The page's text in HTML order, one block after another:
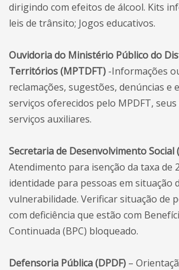
dirigindo com efeitos de álcool. Kits
leis de trânsito; Jogos educativos.
Ouvidoria do Ministério Público do
Territórios (MPTDFT) -Informações
reclamações, sugestões, denúncias e
serviços oferecidos pelo MPDFT,
serviços auxiliares.
Secretaria de Desenvolvimento Social
Atendimento para isenção da taxa de
identidade para pessoas em situação
vulnerabilidade. Verificar situação de
com deficiência que estão com
Continuada (BPC) bloqueado.
Defensoria Pública (DPDF) –